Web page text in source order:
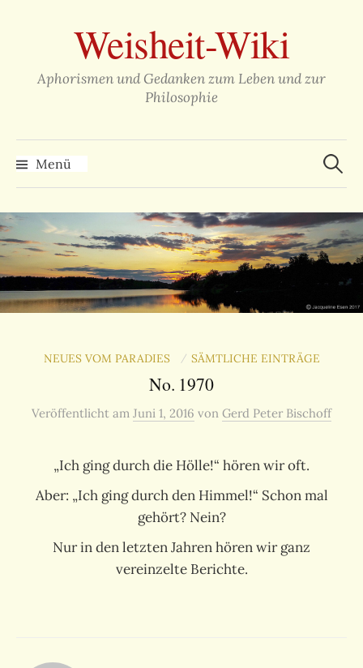
überspringenWeisheit-Wiki
Aphorismen und Gedanken zum Leben und zur
Philosophie
Menü
Suchen
nach:
NEUES VOM PARADIES / SÄMTLICHE EINTRÄGE
No. 1970
Veröffentlicht am Juni 1, 2016 von Gerd Peter Bischoff
„Ich ging durch die Hölle!“ hören wir oft.
Aber: „Ich ging durch den Himmel!“ Schon mal
gehört? Nein?
Nur in den letzten Jahren hören wir ganz
vereinzelte Berichte.